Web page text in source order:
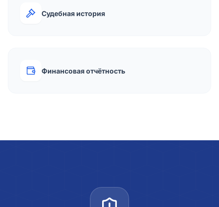
Судебная история
Финансовая отчётность